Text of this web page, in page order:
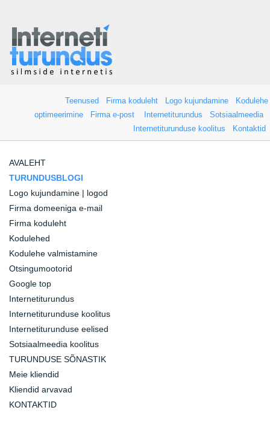
Teenused Firma koduleht Logo kujundamine
Kodulehe
optimeerimine
Firma e-post Internetiturundus
Sotsiaalmeedia
Internetiturunduse koolitus
Kontaktid
AVALEHT
TURUNDUSBLOGI
Logo kujundamine | logod
Firma domeeniga e-mail
Firma koduleht
Kodulehed
Kodulehe valmistamine
Otsingumootorid
Google top
Internetiturundus
Internetiturunduse koolitus
Internetiturunduse eelised
Sotsiaalmeedia koolitus
TURUNDUSE SÕNASTIK
Meie kliendid
Kliendid arvavad
KONTAKTID